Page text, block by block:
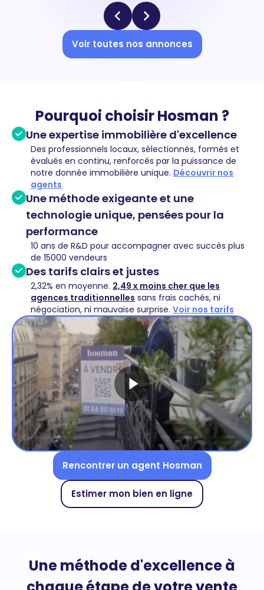
Voir toutes nos annonces
Pourquoi choisir Hosman ?
Une expertise immobilière d'excellence
Des professionnels locaux, sélectionnés, formés et
évalués en continu, renforcés par la puissance de
notre donnée immobilière unique. Découvrir nos
agents
Une méthode exigeante et une
technologie unique, pensées pour la
performance
10 ans de R&D pour accompagner avec succès plus
de 15000 vendeurs
Des tarifs clairs et justes
2,32% en moyenne. 2,49 x moins cher que les
agences traditionnelles sans frais cachés, ni
négociation, ni mauvaise surprise. Voir nos tarifs
Rencontrer un agent Hosman
Estimer mon bien en ligne
Une méthode d'excellence à